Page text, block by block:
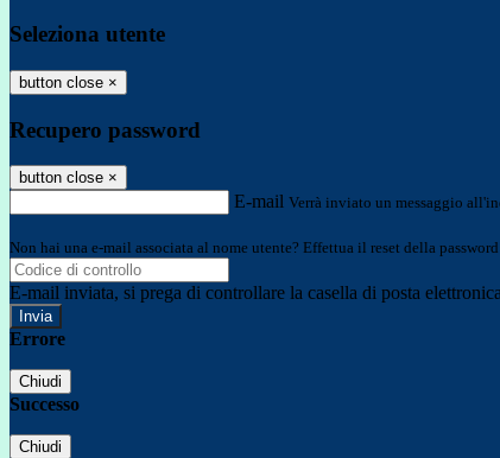
Seleziona utente
button close ×
Recupero password
button close ×
E-mail Verrà inviato un messaggio
Non hai una e-mail associata al nome utente? Effettua il reset della
E-mail inviata, si prega di controllare la casella di posta
Errore
Chiudi
Successo
Chiudi